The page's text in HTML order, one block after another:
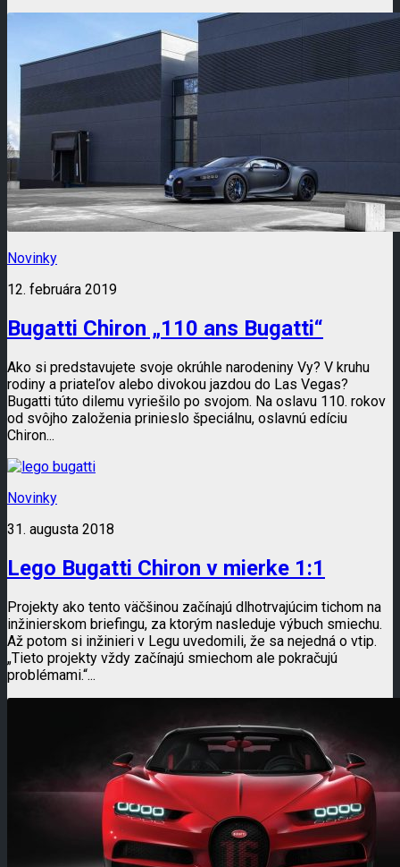
Novinky
12. februára 2019
Bugatti Chiron „110 ans Bugatti“
Ako si predstavujete svoje okrúhle narodeniny Vy? V kruhu
rodiny a priateľov alebo divokou jazdou do Las Vegas?
Bugatti túto dilemu vyriešilo po svojom. Na oslavu 110. rokov
od svôjho založenia prinieslo špeciálnu, oslavnú edíciu
Chiron...
Novinky
31. augusta 2018
Lego Bugatti Chiron v mierke 1:1
Projekty ako tento väčšinou začínajú dlhotrvajúcim tichom na
inžinierskom briefingu, za ktorým nasleduje výbuch smiechu.
Až potom si inžinieri v Legu uvedomili, že sa nejedná o vtip.
„Tieto projekty vždy začínajú smiechom ale pokračujú
problémami.“...